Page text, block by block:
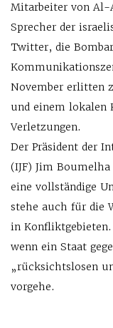
Mitarbeiter von Al-
Sprecher der
Twitter, die
November erlitten
und einem lokalen
Verletzungen.
Der Präsident der
(IJF) Jim
eine vollständige
stehe auch für die
in
wenn ein Staat
„rücksichtslosen
vorgehe.